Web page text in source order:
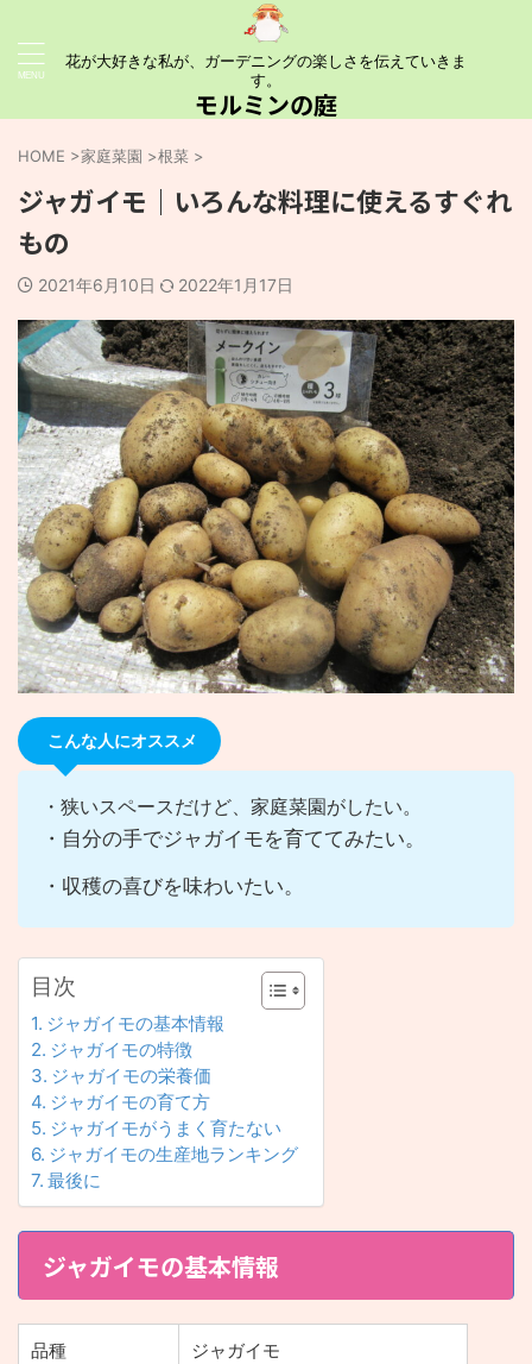
花が大好きな私が、ガーデニングの楽しさを伝えていきま
す。
モルミンの庭
HOME >家庭菜園 >根菜 >
ジャガイモ｜いろんな料理に使えるすぐれ
もの
2021年6月10日 2022年1月17日
こんな人にオススメ
・狭いスペースだけど、家庭菜園がしたい。
・自分の手でジャガイモを育ててみたい。
・収穫の喜びを味わいたい。
目次
ジャガイモの基本情報
ジャガイモの特徴
ジャガイモの栄養価
ジャガイモの育て方
ジャガイモがうまく育たない
ジャガイモの生産地ランキング
最後に
ジャガイモの基本情報
品種 ジャガイモ